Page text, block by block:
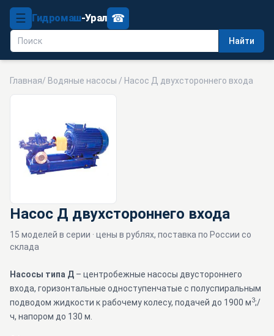
☰ Гидромаш-Урал
Найти
☎
Главная/ Водяные насосы / Насос Д двухстороннего входа
Насос Д двухстороннего входа
15 моделей в серии · цены в рублях, поставка по России со
склада
Насосы типа Д – центробежные насосы двустороннего
входа, горизонтальные одноступенчатые с полуспиральным
подводом жидкости к рабочему колесу, подачей до 1900 м3;/
ч, напором до 130 м.